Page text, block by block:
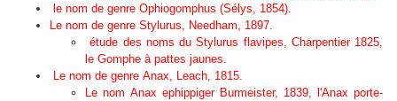
le nom de genre Ophiogomphus (Sélys, 1854).
Le nom de genre Stylurus, Needham, 1897.
étude des noms du Stylurus flavipes, Charpentier 1825,
le Gomphe à pattes jaunes.
Le nom de genre Anax, Leach, 1815.
Le nom Anax ephippigerBurmeister, 1839, l'Anax porte-